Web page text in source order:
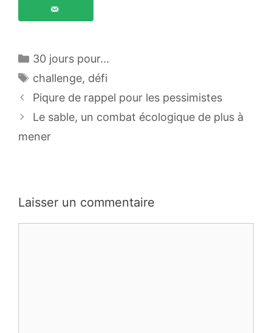
Catégories
30 jours pour...
Étiquettes
challenge, défi
Piqure de rappel pour les pessimistes
Le sable, un combat écologique de plus à
mener
Laisser un commentaire